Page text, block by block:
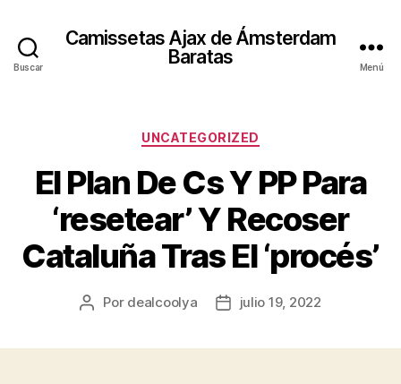
Buscar
Camissetas Ajax de Ámsterdam
Baratas
Menú
Categorías
UNCATEGORIZED
El Plan De Cs Y PP Para
‘resetear’ Y Recoser
Cataluña Tras El ‘procés’
Autor
Por dealcoolya
Fechajulio 19, 2022